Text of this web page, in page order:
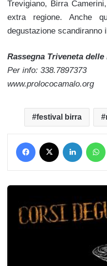
Trevigiano, Birra
extra regione. Anche
degustazione scandiranno
Rassegna Triveneta
Per info: 338.7897373
www.prolococamalo.org
festival birra
Facebook LinkedIn